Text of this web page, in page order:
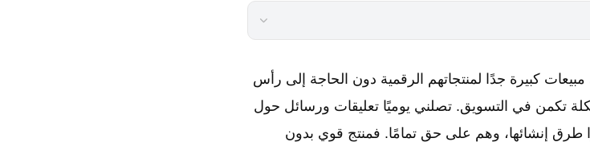
كبيرة جدًا لمنتجاتهم الرقمية دون الحاجة إلى رأس
تكمن في التسويق. تصلني يوميًا تعليقات ورسائل حول
طرق إنشائها، وهم على حق تمامًا. فمنتج قوي بدون